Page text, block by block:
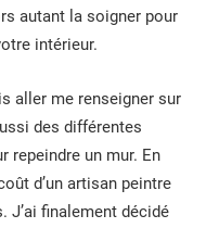
autant la soigner pour
intérieur.
aller me renseigner sur
des différentes
repeindre un mur. En
d’un artisan peintre
J’ai finalement décidé